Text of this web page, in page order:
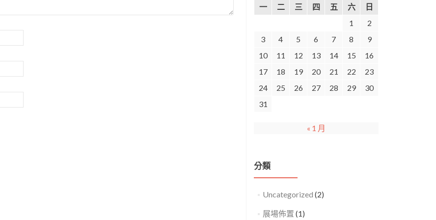
一 二 三 四 五 六
日
1
2
3
4 5 6 7 8
9
10
11 12 13 14 15
16
17
18 19 20 21 22
23
24
25 26 27 28 29
30
31
« 1 月
分類
Uncategorized (2)
展場佈置 (1)